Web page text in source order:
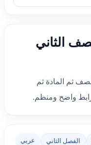
الثاني
ثم المادة ثم
رابط واضح ومنظم.
الفصل الثاني عربي